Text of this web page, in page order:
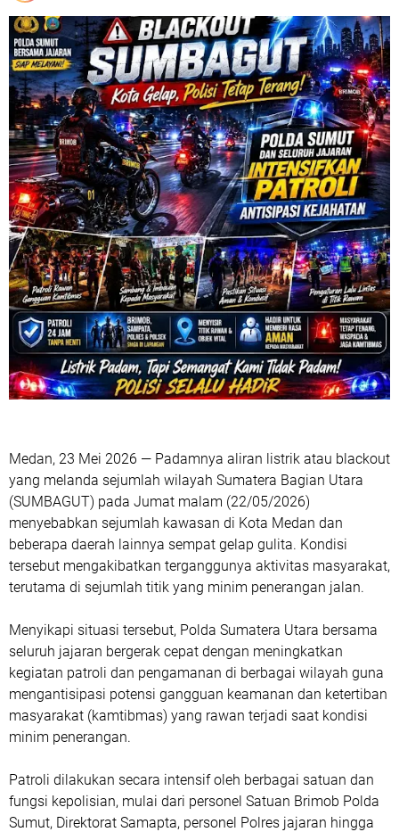
Medan, 23 Mei 2026 — Padamnya aliran listrik atau blackout
yang melanda sejumlah wilayah Sumatera Bagian Utara
(SUMBAGUT) pada Jumat malam (22/05/2026)
menyebabkan sejumlah kawasan di Kota Medan dan
beberapa daerah lainnya sempat gelap gulita. Kondisi
tersebut mengakibatkan terganggunya aktivitas masyarakat,
terutama di sejumlah titik yang minim penerangan jalan.
Menyikapi situasi tersebut, Polda Sumatera Utara bersama
seluruh jajaran bergerak cepat dengan meningkatkan
kegiatan patroli dan pengamanan di berbagai wilayah guna
mengantisipasi potensi gangguan keamanan dan ketertiban
masyarakat (kamtibmas) yang rawan terjadi saat kondisi
minim penerangan.
Patroli dilakukan secara intensif oleh berbagai satuan dan
fungsi kepolisian, mulai dari personel Satuan Brimob Polda
Sumut, Direktorat Samapta, personel Polres jajaran hingga